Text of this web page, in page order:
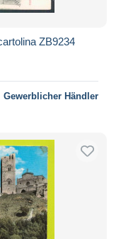
ZB9234
Gewerblicher Händler